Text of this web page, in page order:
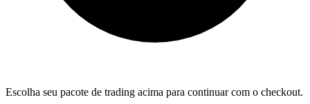
Escolha seu pacote de trading acima para continuar com o checkout.